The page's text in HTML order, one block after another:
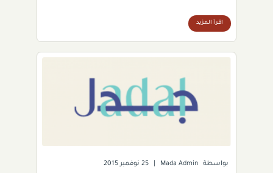
اقرأ المزيد
بواسطة Mada Admin 25 نوفمبر 2015